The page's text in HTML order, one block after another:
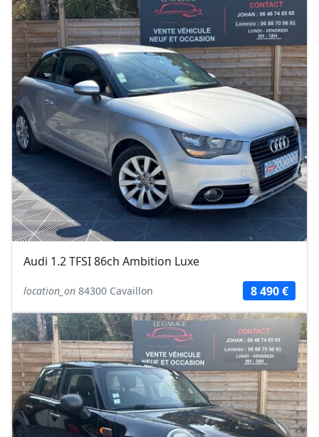
Audi 1.2 TFSI 86ch Ambition Luxe
location_on 84300 Cavaillon 8 490 €